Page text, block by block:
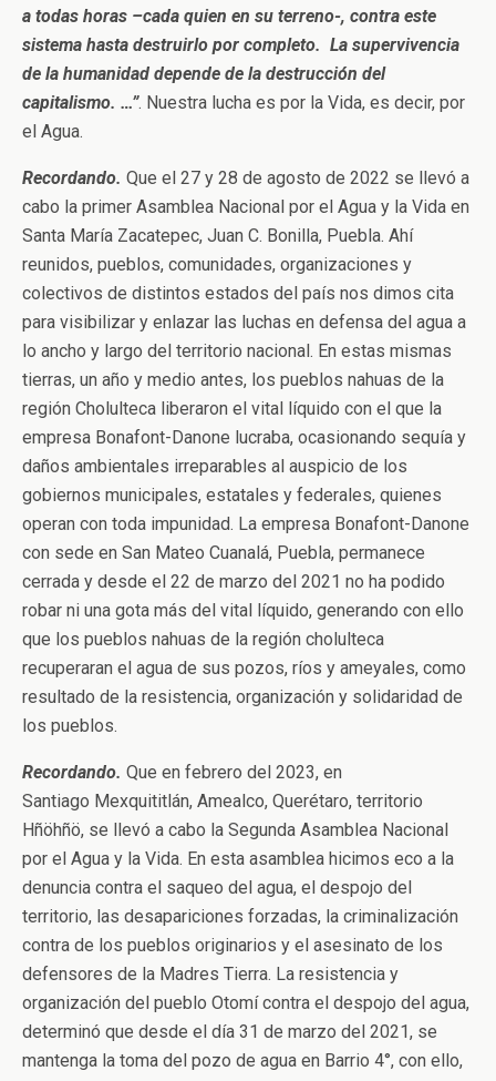
a todas horas –cada quien en su terreno-, contra este
sistema hasta destruirlo por completo. La supervivencia
de la humanidad depende de la destrucción del
capitalismo. …”. Nuestra lucha es por la Vida, es decir, por
el Agua.
Recordando. Que el 27 y 28 de agosto de 2022 se llevó a
cabo la primer Asamblea Nacional por el Agua y la Vida en
Santa María Zacatepec, Juan C. Bonilla, Puebla. Ahí
reunidos, pueblos, comunidades, organizaciones y
colectivos de distintos estados del país nos dimos cita
para visibilizar y enlazar las luchas en defensa del agua a
lo ancho y largo del territorio nacional. En estas mismas
tierras, un año y medio antes, los pueblos nahuas de la
región Cholulteca liberaron el vital líquido con el que la
empresa Bonafont-Danone lucraba, ocasionando sequía y
daños ambientales irreparables al auspicio de los
gobiernos municipales, estatales y federales, quienes
operan con toda impunidad. La empresa Bonafont-Danone
con sede en San Mateo Cuanalá, Puebla, permanece
cerrada y desde el 22 de marzo del 2021 no ha podido
robar ni una gota más del vital líquido, generando con ello
que los pueblos nahuas de la región cholulteca
recuperaran el agua de sus pozos, ríos y ameyales, como
resultado de la resistencia, organización y solidaridad de
los pueblos.
Recordando. Que en febrero del 2023, en
Santiago Mexquititlán, Amealco, Querétaro, territorio
Hñöhñö, se llevó a cabo la Segunda Asamblea Nacional
por el Agua y la Vida. En esta asamblea hicimos eco a la
denuncia contra el saqueo del agua, el despojo del
territorio, las desapariciones forzadas, la criminalización
contra de los pueblos originarios y el asesinato de los
defensores de la Madres Tierra. La resistencia y
organización del pueblo Otomí contra el despojo del agua,
determinó que desde el día 31 de marzo del 2021, se
mantenga la toma del pozo de agua en Barrio 4°, con ello,